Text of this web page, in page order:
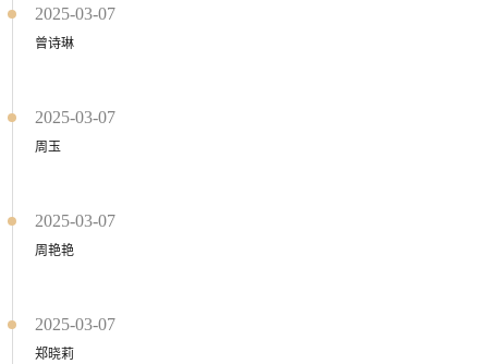
2025-03-07
曾诗琳
2025-03-07
周玉
2025-03-07
周艳艳
2025-03-07
郑晓莉